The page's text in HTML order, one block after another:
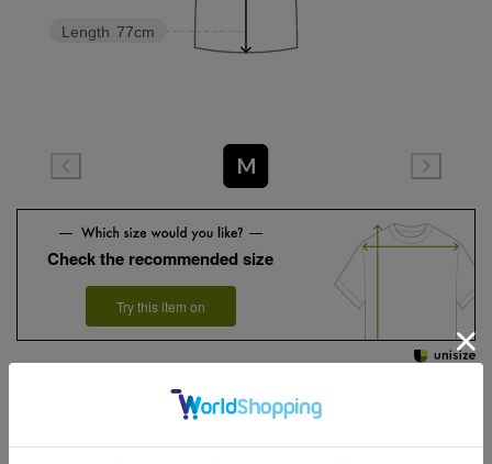
Length 77cm
M
Check the recommended size
Try this item on
商品説明